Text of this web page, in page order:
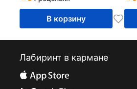
В корзину
Лабиринт в кармане